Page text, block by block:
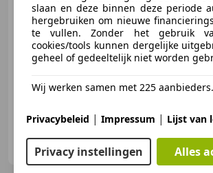
€ 19.950
NL-8748 BM WITMARSUM
slaan en deze binnen deze periode
hergebruiken om nieuwe
te vullen. Zonder het gebruik
cookies/tools kunnen dergelijke
geheel of gedeeltelijk niet worden
Wij werken samen met 225 aanbieders.
Privacybeleid | Impressum | Lijst van
Privacy instellingen Alles